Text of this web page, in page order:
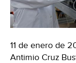
11 de enero de
Antimio Cruz